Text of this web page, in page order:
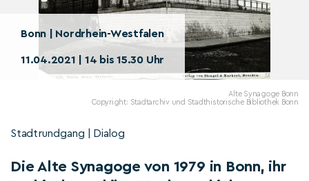
Bonn | Nordrhein-Westfalen
11.04.2021 | 14 bis 15.30 Uhr
Alte Synagoge Bonn
Copyright: Stadtarchiv und Stadthistorische Bibliothek Bonn
Stadtrundgang | Dialog
Die Alte Synagoge von 1979 in Bonn, ihr